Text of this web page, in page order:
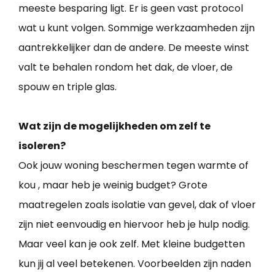
meeste besparing ligt. Er is geen vast protocol
wat u kunt volgen. Sommige werkzaamheden zijn
aantrekkelijker dan de andere. De meeste winst
valt te behalen rondom het dak, de vloer, de
spouw en triple glas.
Wat zijn de mogelijkheden om zelf te
isoleren?
Ook jouw woning beschermen tegen warmte of
kou , maar heb je weinig budget? Grote
maatregelen zoals isolatie van gevel, dak of vloer
zijn niet eenvoudig en hiervoor heb je hulp nodig.
Maar veel kan je ook zelf. Met kleine budgetten
kun jij al veel betekenen. Voorbeelden zijn naden